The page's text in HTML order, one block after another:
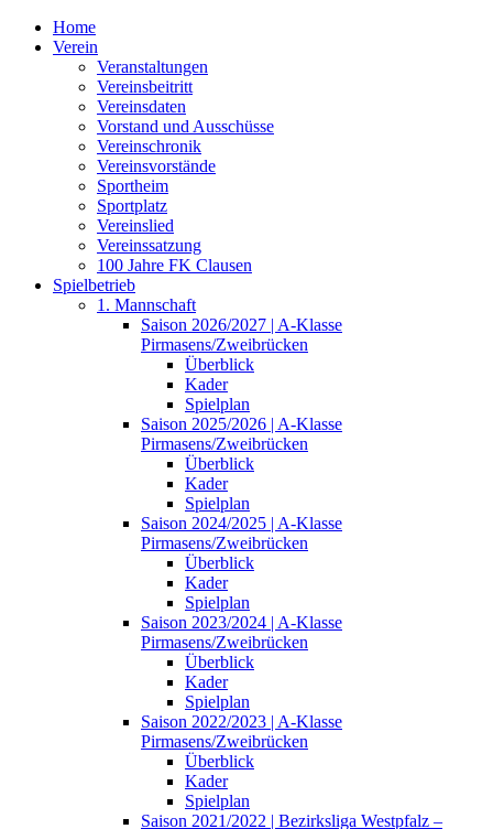
Home
Verein
Veranstaltungen
Vereinsbeitritt
Vereinsdaten
Vorstand und Ausschüsse
Vereinschronik
Vereinsvorstände
Sportheim
Sportplatz
Vereinslied
Vereinssatzung
100 Jahre FK Clausen
Spielbetrieb
1. Mannschaft
Saison 2026/2027 | A-Klasse
Pirmasens/Zweibrücken
Überblick
Kader
Spielplan
Saison 2025/2026 | A-Klasse
Pirmasens/Zweibrücken
Überblick
Kader
Spielplan
Saison 2024/2025 | A-Klasse
Pirmasens/Zweibrücken
Überblick
Kader
Spielplan
Saison 2023/2024 | A-Klasse
Pirmasens/Zweibrücken
Überblick
Kader
Spielplan
Saison 2022/2023 | A-Klasse
Pirmasens/Zweibrücken
Überblick
Kader
Spielplan
Saison 2021/2022 | Bezirksliga Westpfalz –